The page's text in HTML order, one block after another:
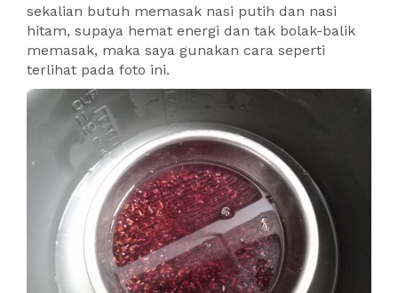
sekalian butuh memasak nasi putih dan nasi
hitam, supaya hemat energi dan tak bolak-balik
memasak, maka saya gunakan cara seperti
terlihat pada foto ini.